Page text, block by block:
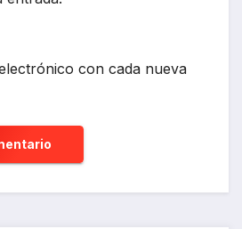
con cada nueva